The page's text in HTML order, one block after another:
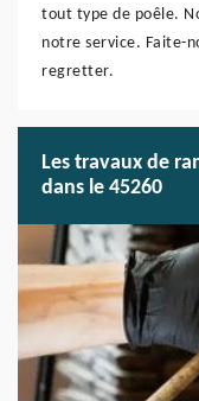
tout type de poêle.
notre service. Faite-
regretter.
Les travaux de
dans le 45260